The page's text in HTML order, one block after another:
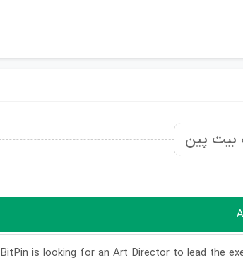
بیت پین
BitPin is looking for an Art Director to lead the